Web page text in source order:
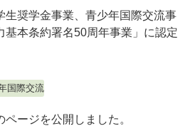
生奨学金事業、青少年国際交流事
基本条約署名50周年事業」に認定
国際交流
ージを公開しました。